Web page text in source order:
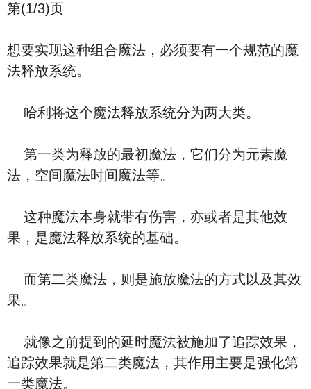
第(1/3)页
想要实现这种组合魔法，必须要有一个规范的魔
法释放系统。
哈利将这个魔法释放系统分为两大类。
第一类为释放的最初魔法，它们分为元素魔
法，空间魔法时间魔法等。
这种魔法本身就带有伤害，亦或者是其他效
果，是魔法释放系统的基础。
而第二类魔法，则是施放魔法的方式以及其效
果。
就像之前提到的延时魔法被施加了追踪效果，
追踪效果就是第二类魔法，其作用主要是强化第
一类魔法。